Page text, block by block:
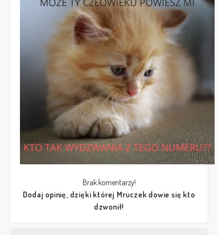
Brak komentarzy!
Dodaj opinię, dzięki której Mruczek dowie się kto
dzwonił!